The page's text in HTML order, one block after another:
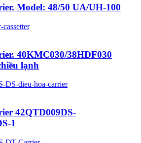
Model: 48/50 UA/UH-100
40KMC030/38HDF030
lạnh
42QTD009DS-
1